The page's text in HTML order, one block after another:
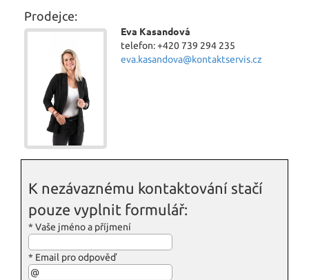
Prodejce:
Eva Kasandová
telefon: +420 739 294 235
eva.kasandova@kontaktservis.cz
K nezávaznému kontaktování stačí
pouze vyplnit formulář:
* Vaše jméno a příjmení
* Email pro odpověď